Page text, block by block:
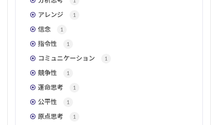
アレンジ 1
信念 1
指令性 1
コミュニケーション 1
競争性 1
運命思考 1
公平性 1
原点思考 1